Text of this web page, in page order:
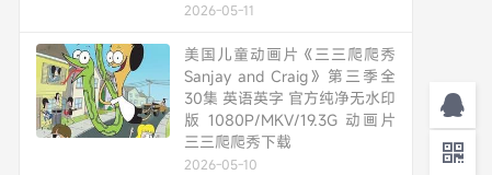
2026-05-11
美国儿童动画片《三三爬爬秀
Sanjay and Craig》第三季全
30集 英语英字 官方纯净无水印
版 1080P/MKV/19.3G 动画片
三三爬爬秀下载
2026-05-10